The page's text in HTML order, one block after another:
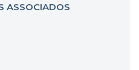
ASSOCIADOS